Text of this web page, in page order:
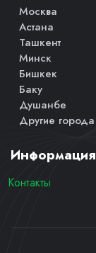
Москва
Астана
Ташкент
Минск
Бишкек
Баку
Душанбе
Другие города
Информация
Контакты